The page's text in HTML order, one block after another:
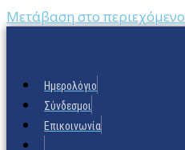
Μετάβαση στο περιεχόμενο
Ημερολόγιο
Σύνδεσμοι
Επικοινωνία